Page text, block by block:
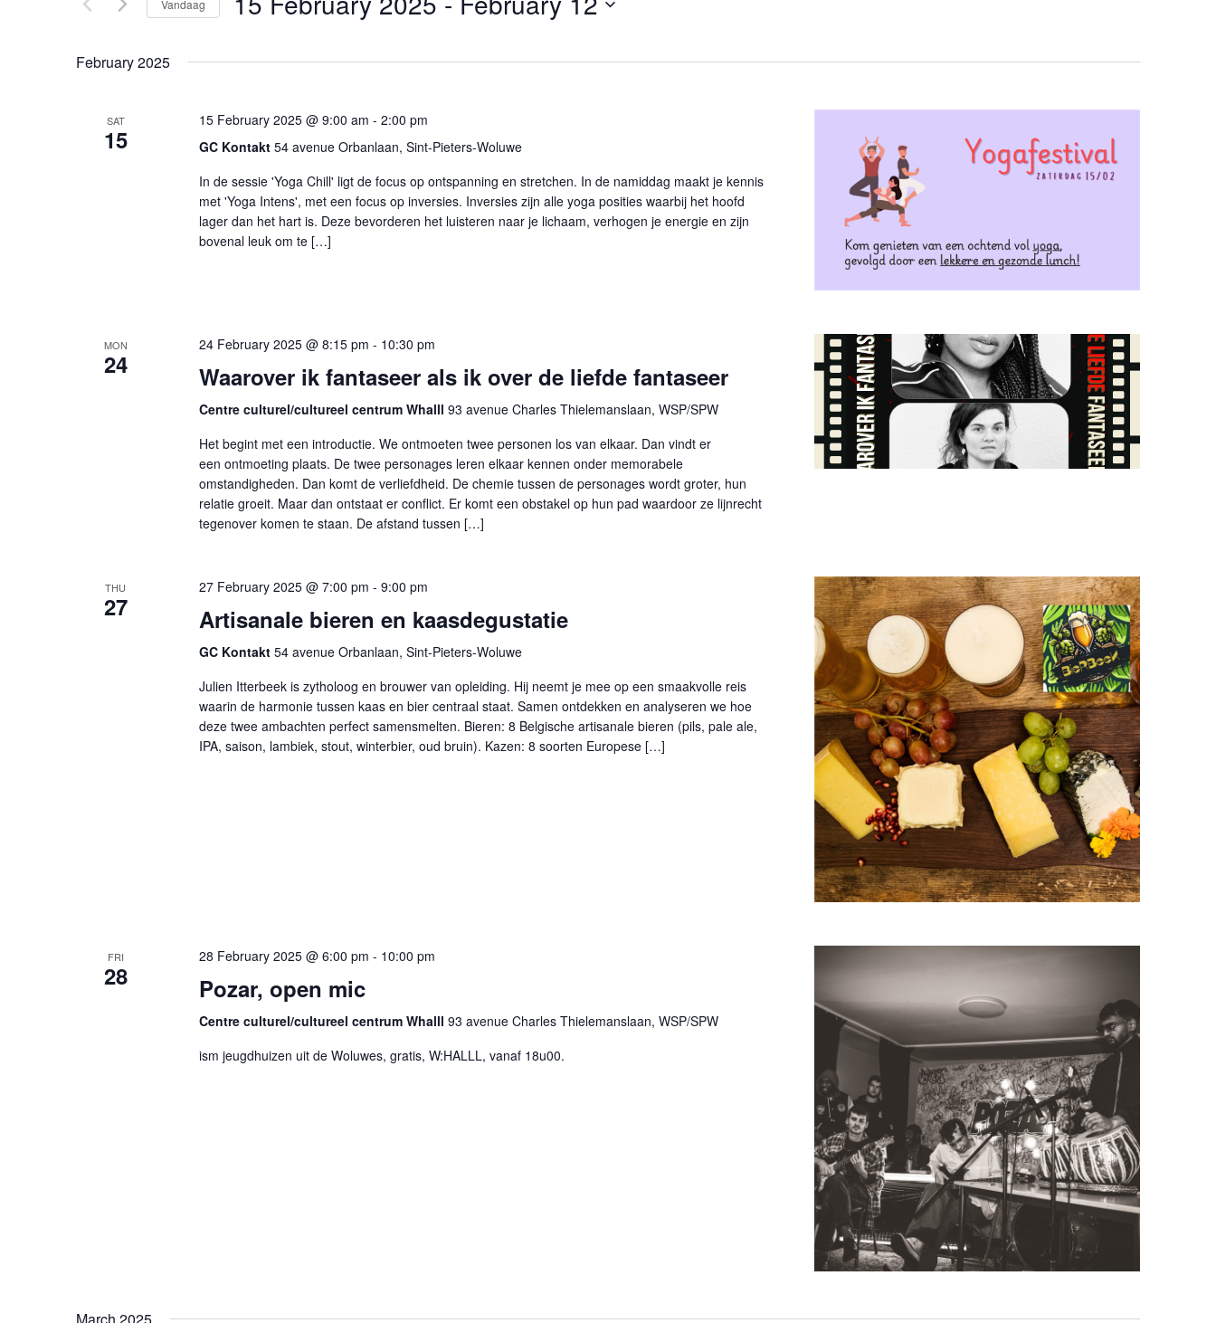
weergeven
navigatie
voor
keyword.
Vandaag
datum.
February 2025
SAT
15
15 February 2025 @ 9:00 am - 2:00 pm
GC Kontakt 54 avenue Orbanlaan, Sint-Pieters-Woluwe
In de sessie 'Yoga Chill' ligt de focus op ontspanning en stretchen. In de namiddag maakt je kennis
met 'Yoga Intens', met een focus op inversies. Inversies zijn alle yoga posities waarbij het hoofd
lager dan het hart is. Deze bevorderen het luisteren naar je lichaam, verhogen je energie en zijn
bovenal leuk om te […]
MON
24
24 February 2025 @ 8:15 pm - 10:30 pm
Waarover ik fantaseer als ik over de liefde fantaseer
Centre culturel/cultureel centrum Whalll 93 avenue Charles Thielemanslaan, WSP/SPW
Het begint met een introductie. We ontmoeten twee personen los van elkaar. Dan vindt er
een ontmoeting plaats. De twee personages leren elkaar kennen onder memorabele
omstandigheden. Dan komt de verliefdheid. De chemie tussen de personages wordt groter, hun
relatie groeit. Maar dan ontstaat er conflict. Er komt een obstakel op hun pad waardoor ze lijnrecht
tegenover komen te staan. De afstand tussen […]
THU
27
27 February 2025 @ 7:00 pm - 9:00 pm
Artisanale bieren en kaasdegustatie
GC Kontakt 54 avenue Orbanlaan, Sint-Pieters-Woluwe
Julien Itterbeek is zytholoog en brouwer van opleiding. Hij neemt je mee op een smaakvolle reis
waarin de harmonie tussen kaas en bier centraal staat. Samen ontdekken en analyseren we hoe
deze twee ambachten perfect samensmelten. Bieren: 8 Belgische artisanale bieren (pils, pale ale,
IPA, saison, lambiek, stout, winterbier, oud bruin). Kazen: 8 soorten Europese […]
FRI
28
28 February 2025 @ 6:00 pm - 10:00 pm
Pozar, open mic
Centre culturel/cultureel centrum Whalll 93 avenue Charles Thielemanslaan, WSP/SPW
ism jeugdhuizen uit de Woluwes, gratis, W:HALLL, vanaf 18u00.